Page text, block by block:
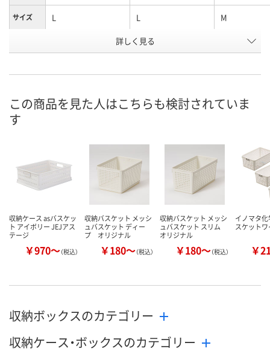
サイズ L L M
P678727 P683920
ません
カ
詳しく見る
この商品を見た人はこちらも検討されていま
す
収納ケース asバスケッ
ト アイボリー JEJアス
テージ
￥970～（税込）
収納バスケット メッシ
ュバスケット ディー
プ オリジナル
￥180～（税込）
収納バスケット メッシ
ュバスケット スリム
オリジナル
￥180～（税込）
イノマタ
スケット
￥
収納ボックスのカテゴリー
収納ケース・ボックスのカテゴリー